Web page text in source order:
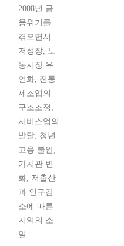
2008년 금
융위기를
겪으면서
저성장, 노
동시장 유
연화, 전통
제조업의
구조조정,
서비스업의
발달, 청년
고용 불안,
가치관 변
화, 저출산
과 인구감
소에 따른
지역의 소
멸 ...